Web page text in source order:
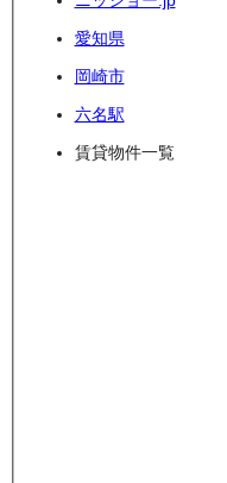
愛知県
岡崎市
六名駅
賃貸物件一覧